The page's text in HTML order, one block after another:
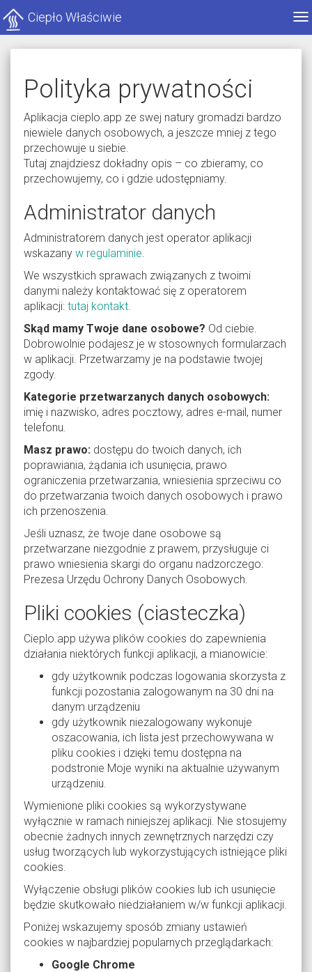
Ciepło Właściwie
Polityka prywatności
Aplikacja cieplo.app ze swej natury gromadzi bardzo
niewiele danych osobowych, a jeszcze mniej z tego
przechowuje u siebie.
Tutaj znajdziesz dokładny opis – co zbieramy, co
przechowujemy, co i gdzie udostępniamy.
Administrator danych
Administratorem danych jest operator aplikacji
wskazany w regulaminie.
We wszystkich sprawach związanych z twoimi
danymi należy kontaktować się z operatorem
aplikacji: tutaj kontakt.
Skąd mamy Twoje dane osobowe? Od ciebie.
Dobrowolnie podajesz je w stosownych formularzach
w aplikacji. Przetwarzamy je na podstawie twojej
zgody.
Kategorie przetwarzanych danych osobowych:
imię i nazwisko, adres pocztowy, adres e-mail, numer
telefonu.
Masz prawo: dostępu do twoich danych, ich
poprawiania, żądania ich usunięcia, prawo
ograniczenia przetwarzania, wniesienia sprzeciwu co
do przetwarzania twoich danych osobowych i prawo
ich przenoszenia.
Jeśli uznasz, że twoje dane osobowe są
przetwarzane niezgodnie z prawem, przysługuje ci
prawo wniesienia skargi do organu nadzorczego:
Prezesa Urzędu Ochrony Danych Osobowych.
Pliki cookies (ciasteczka)
Cieplo.app używa plików cookies do zapewnienia
działania niektórych funkcji aplikacji, a mianowicie:
gdy użytkownik podczas logowania skorzysta z
funkcji pozostania zalogowanym na 30 dni na
danym urządzeniu
gdy użytkownik niezalogowany wykonuje
oszacowania, ich lista jest przechowywana w
pliku cookies i dzięki temu dostępna na
podstronie Moje wyniki na aktualnie używanym
urządzeniu.
Wymienione pliki cookies są wykorzystywane
wyłącznie w ramach niniejszej aplikacji. Nie stosujemy
obecnie żadnych innych zewnętrznych narzędzi czy
usług tworzących lub wykorzystujących istniejące pliki
cookies.
Wyłączenie obsługi plików cookies lub ich usunięcie
będzie skutkowało niedziałaniem w/w funkcji aplikacji.
Poniżej wskazujemy sposób zmiany ustawień
cookies w najbardziej popularnych przeglądarkach:
Google Chrome